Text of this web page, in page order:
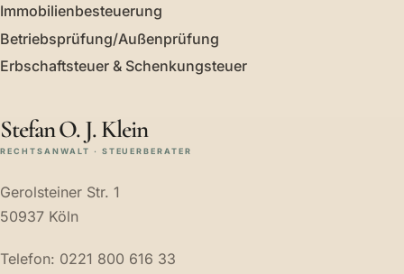
Immobilienbesteuerung
Betriebsprüfung/Außenprüfung
Erbschaftsteuer & Schenkungsteuer
Stefan O. J. Klein
RECHTSANWALT · STEUERBERATER
Gerolsteiner Str. 1
50937 Köln
Telefon: 0221 800 616 33